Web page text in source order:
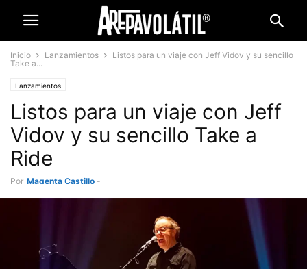
Inicio Lanzamientos
Listos para un viaje con Jeff Vidov y su sencillo
Take a...
Lanzamientos
Listos para un viaje con Jeff
Vidov y su sencillo Take a
Ride
Por Magenta Castillo -